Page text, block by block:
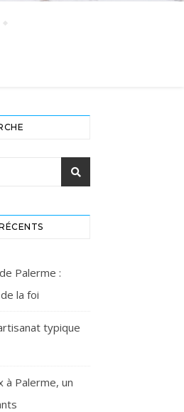
Palerme :
la foi
typique
à Palerme, un